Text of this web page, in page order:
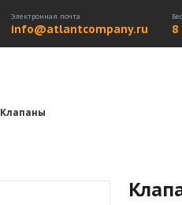
Электронная почта
info@atlantcompany.ru 8
Клапаны